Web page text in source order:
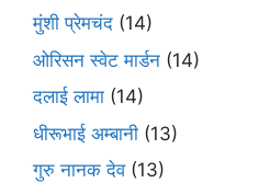
मुंशी प्रेमचंद (14)
ओरिसन स्‍वेट मार्डन (14)
दलाई लामा (14)
धीरूभाई अम्बानी (13)
गुरु नानक देव(13)